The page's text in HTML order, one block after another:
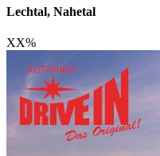
Lechtal, Nahetal
XX%